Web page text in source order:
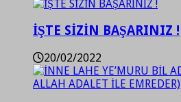
İŞTE SİZİN BAŞARINIZ !
20/02/2022